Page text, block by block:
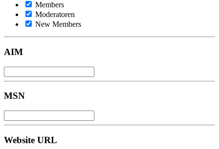
Members
Moderatoren
New Members
AIM
MSN
Website URL